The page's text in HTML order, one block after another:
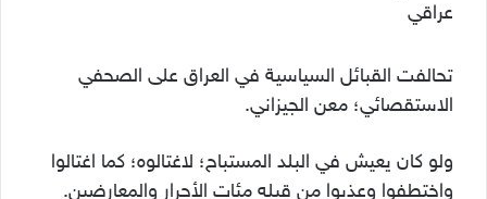
عراقي
تحالفت القبائل السياسية في العراق على الصحفي
الاستقصائي؛ معن الجيزاني.
ولو كان يعيش في البلد المستباح؛ لاغتالوه؛ كما اغتالوا
واختطفوا وعذبوا من قبله مئات الأحرار والمعارضين.